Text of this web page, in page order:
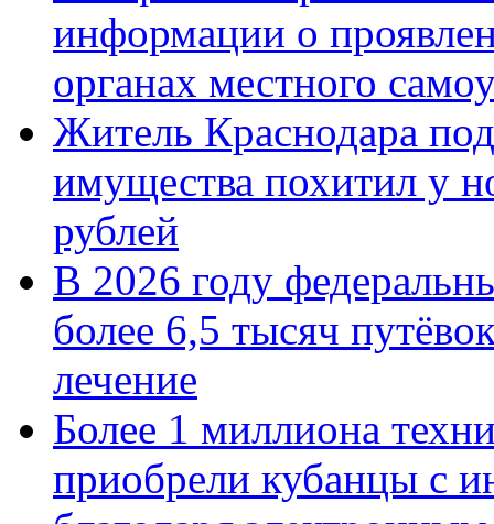
информации о
органах местного
Житель Краснодара
имущества похитил у
рублей
В 2026 году
более 6,5 тысяч
лечение
Более 1 миллиона
приобрели кубанцы с